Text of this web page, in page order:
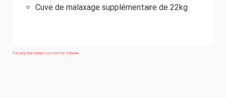
Cuve de malaxage supplémentaire de 22kg
FaLang translation system by Faboba